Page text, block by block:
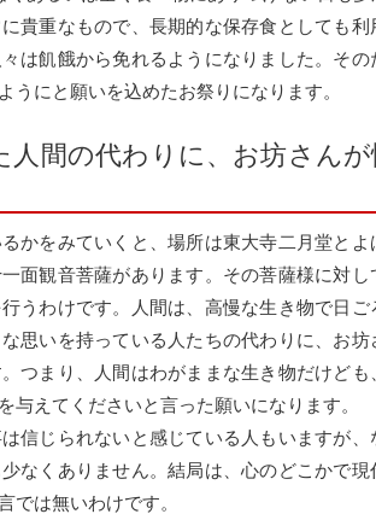
貴重なもので、長期的な保存食としても利
は飢餓から免れるようになりました。その
うにと願いを込めたお祭りになります。
間の代わりに、お坊さんが
かをみていくと、場所は東大寺二月堂とよ
面観音菩薩があります。その菩薩様に対し
うわけです。人間は、高慢な生き物で日ご
思いを持っている人たちの代わりに、お坊
つまり、人間はわがままな生き物だけども
与えてくださいと言った願いになります。
信じられないと感じている人もいますが、
なくありません。結局は、心のどこかで現
では無いわけです。